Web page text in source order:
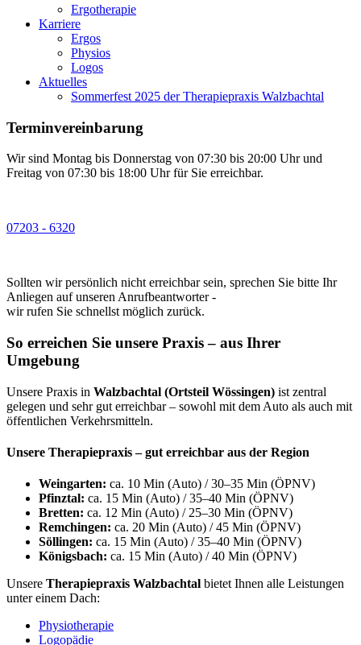
Ergotherapie
Karriere
Ergos
Physios
Logos
Aktuelles
Sommerfest 2025 der Therapiepraxis Walzbachtal
Terminvereinbarung
Wir sind Montag bis Donnerstag von 07:30 bis 20:00 Uhr und
Freitag von 07:30 bis 18:00 Uhr für Sie erreichbar.
07203 - 6320
Sollten wir persönlich nicht erreichbar sein, sprechen Sie bitte Ihr
Anliegen auf unseren Anrufbeantworter -
wir rufen Sie schnellst möglich zurück.
So erreichen Sie unsere Praxis – aus Ihrer
Umgebung
Unsere Praxis in Walzbachtal (Ortsteil Wössingen) ist zentral
gelegen und sehr gut erreichbar – sowohl mit dem Auto als auch mit
öffentlichen Verkehrsmitteln.
Unsere Therapiepraxis – gut erreichbar aus der Region
Weingarten: ca. 10 Min (Auto) / 30–35 Min (ÖPNV)
Pfinztal: ca. 15 Min (Auto) / 35–40 Min (ÖPNV)
Bretten: ca. 12 Min (Auto) / 25–30 Min (ÖPNV)
Remchingen: ca. 20 Min (Auto) / 45 Min (ÖPNV)
Söllingen: ca. 15 Min (Auto) / 35–40 Min (ÖPNV)
Königsbach: ca. 15 Min (Auto) / 40 Min (ÖPNV)
Unsere Therapiepraxis Walzbachtal bietet Ihnen alle Leistungen
unter einem Dach:
Physiotherapie
Logopädie